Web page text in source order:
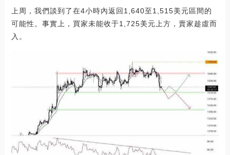
上周，我們談到了在4小時內返回1,640至1,515美元區間的
可能性。事實上，買家未能收于1,725美元上方，賣家趁虛而
入。